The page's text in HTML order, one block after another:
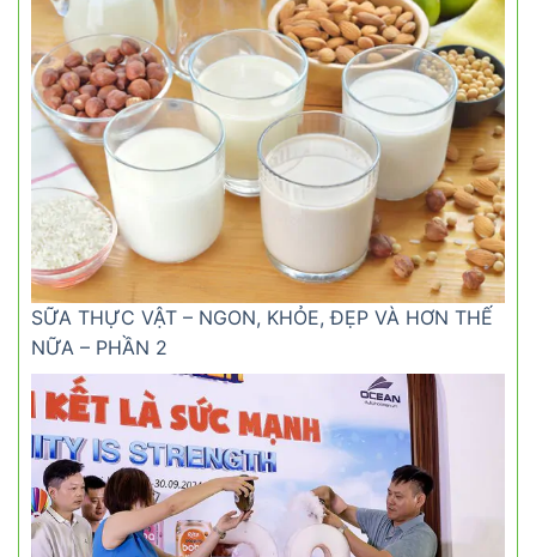
SỮA THỰC VẬT – NGON, KHỎE, ĐẸP VÀ HƠN THẾ
NỮA – PHẦN 2